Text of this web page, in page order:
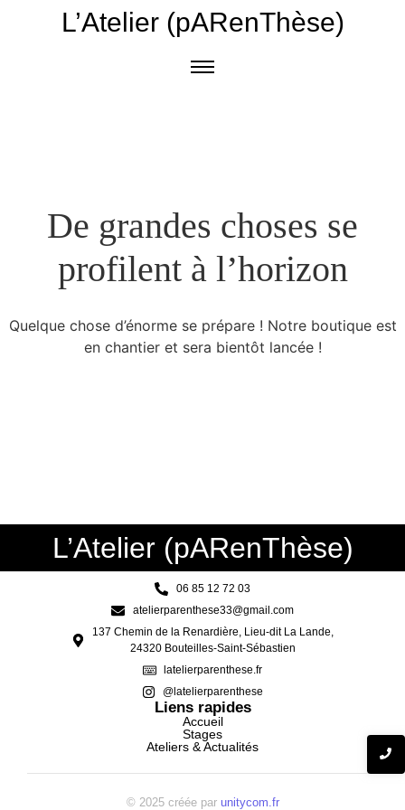
L’Atelier (pARenThèse)
De grandes choses se
profilent à l’horizon
Quelque chose d’énorme se prépare ! Notre boutique est
en chantier et sera bientôt lancée !
L’Atelier (pARenThèse)
06 85 12 72 03
atelierparenthese33@gmail.com
137 Chemin de la Renardière, Lieu-dit La Lande,
24320 Bouteilles-Saint-Sébastien
latelierparenthese.fr
@latelierparenthese
Liens rapides
Accueil
Stages
Ateliers & Actualités
© 2025 créée par unitycom.fr